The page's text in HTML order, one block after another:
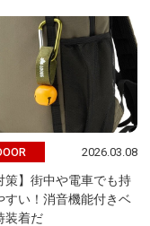
2026.03.08
策】街中や電車でも持
すい！消音機能付きベ
装着だ